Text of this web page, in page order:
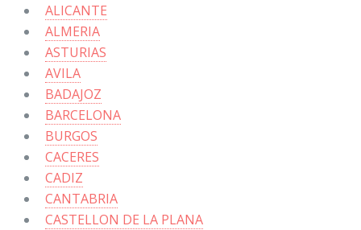
ALICANTE
ALMERIA
ASTURIAS
AVILA
BADAJOZ
BARCELONA
BURGOS
CACERES
CADIZ
CANTABRIA
CASTELLON DE LA PLANA